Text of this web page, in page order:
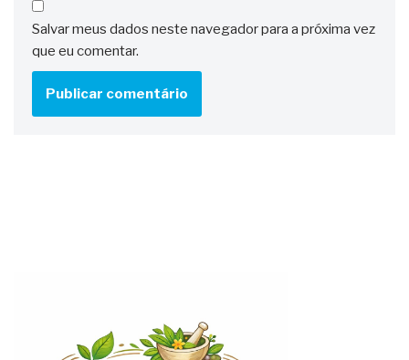
Salvar meus dados neste navegador para a próxima vez
que eu comentar.